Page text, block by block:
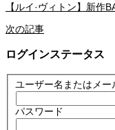
【ルイ·ヴィトン】新作
次の記事
ログインステータス
ユーザー名またはメー
パスワード